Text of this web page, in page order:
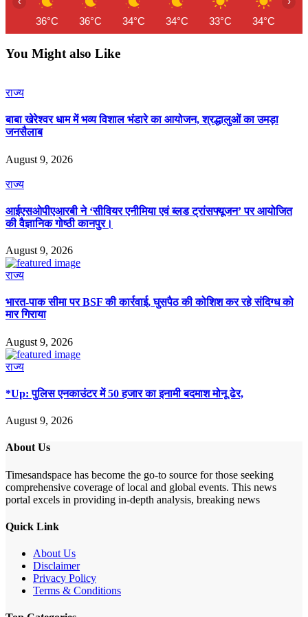
36°C 36°C 34°C 34°C 33°C 34°C
You Might also Like
राज्य
बाबा खेरेश्वर धाम में भव्य विशाल भंडारे का आयोजन, श्रद्धालुओं का उमड़ा
जनसैलाब
August 9, 2026
राज्य
आईएसओपीएआरबी ने ‘सीवियर एनीमिया एवं ब्लड ट्रांसफ्यूजन’ पर आयोजित
की वैज्ञानिक गोष्ठी कानपुर।
August 9, 2026
राज्य
भारत-पाक सीमा पर BSF की कार्रवाई, घुसपैठ की कोशिश कर रहे संदिग्ध को
मार गिराया
August 9, 2026
राज्य
*Up: पुलिस एनकाउंटर में 50 हजार का इनामी बदमाश मोनू ढेर,
August 9, 2026
About Us
Timesandspace has become the go-to source for those seeking
comprehensive coverage of local and global events. This news
portal excels in providing in-depth analysis, breaking news
Quick Link
About Us
Disclaimer
Privacy Policy
Terms & Conditions